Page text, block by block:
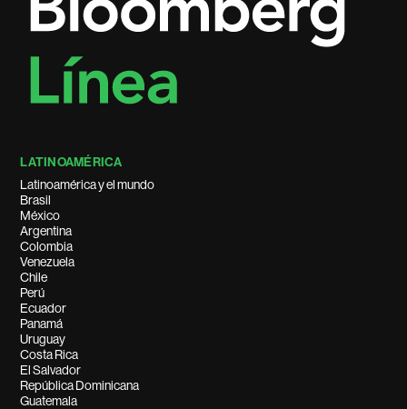
LATINOAMÉRICA
Latinoamérica y el mundo
Brasil
México
Argentina
Colombia
Venezuela
Chile
Perú
Ecuador
Panamá
Uruguay
Costa Rica
El Salvador
República Dominicana
Guatemala